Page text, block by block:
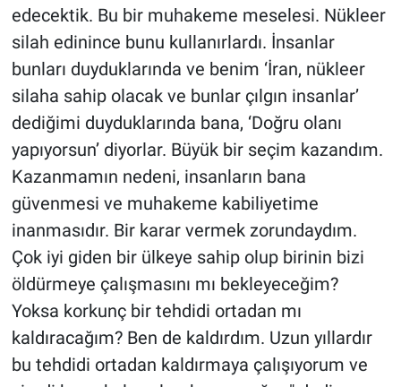
edecektik. Bu bir muhakeme meselesi. Nükleer
silah edinince bunu kullanırlardı. İnsanlar
bunları duyduklarında ve benim ‘İran, nükleer
silaha sahip olacak ve bunlar çılgın insanlar’
dediğimi duyduklarında bana, ‘Doğru olanı
yapıyorsun’ diyorlar. Büyük bir seçim kazandım.
Kazanmamın nedeni, insanların bana
güvenmesi ve muhakeme kabiliyetime
inanmasıdır. Bir karar vermek zorundaydım.
Çok iyi giden bir ülkeye sahip olup birinin bizi
öldürmeye çalışmasını mı bekleyeceğim?
Yoksa korkunç bir tehdidi ortadan mı
kaldıracağım? Ben de kaldırdım. Uzun yıllardır
bu tehdidi ortadan kaldırmaya çalışıyorum ve